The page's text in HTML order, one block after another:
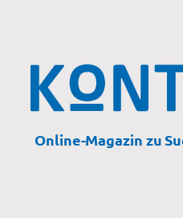
Online-Magazin zu